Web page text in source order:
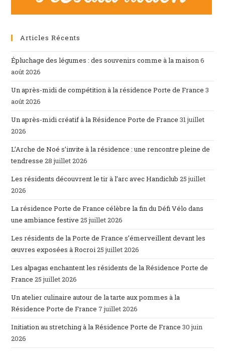
Articles Récents
Épluchage des légumes : des souvenirs comme à la maison6
août 2026
Un après-midi de compétition à la résidence Porte de France 3
août 2026
Un après-midi créatif à la Résidence Porte de France 31 juillet
2026
L’Arche de Noé s’invite à la résidence : une rencontre pleine de
tendresse 28 juillet 2026
Les résidents découvrent le tir à l’arc avec Handiclub 25 juillet
2026
La résidence Porte de France célèbre la fin du Défi Vélo dans
une ambiance festive 25 juillet 2026
Les résidents de la Porte de France s’émerveillent devant les
œuvres exposées à Rocroi25 juillet 2026
Les alpagas enchantent les résidents de la Résidence Porte de
France 25 juillet 2026
Un atelier culinaire autour de la tarte aux pommes à la
Résidence Porte de France 7 juillet 2026
Initiation au stretching à la Résidence Porte de France 30 juin
2026